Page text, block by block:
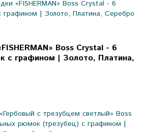
Boss Crystal - 6
с графином | Золото, Платина,